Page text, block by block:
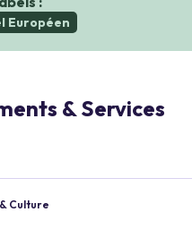
Européen
& Services
Culture